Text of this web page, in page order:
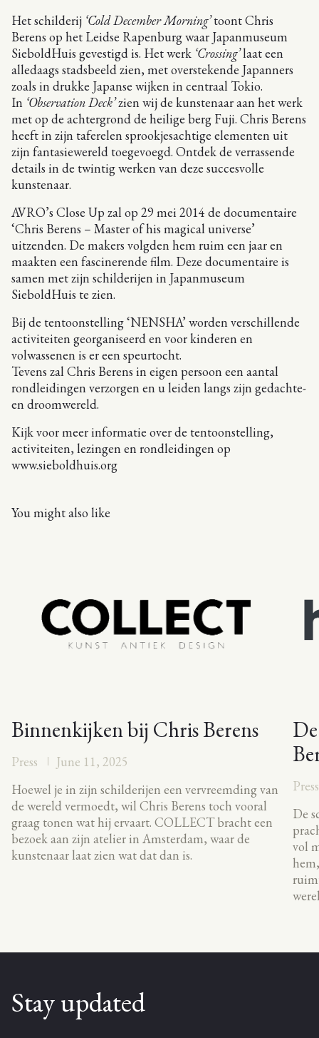
Het schilderij ‘Cold December Morning’toont Chris
Berens op het Leidse Rapenburg waar Japanmuseum
SieboldHuis gevestigd is. Het werk ‘Crossing’laat een
alledaags stadsbeeld zien, met overstekende Japanners
zoals in drukke Japanse wijken in centraal Tokio.
In ‘Observation Deck’zien wij de kunstenaar aan het werk
met op de achtergrond de heilige berg Fuji. Chris Berens
heeft in zijn taferelen sprookjesachtige elementen uit
zijn fantasiewereld toegevoegd. Ontdek de verrassende
details in de twintig werken van deze succesvolle
kunstenaar.
AVRO’s Close Up zal op 29 mei 2014 de documentaire
‘Chris Berens – Master of his magical universe’
uitzenden. De makers volgden hem ruim een jaar en
maakten een fascinerende film. Deze documentaire is
samen met zijn schilderijen in Japanmuseum
SieboldHuis te zien.
Bij de tentoonstelling ‘NENSHA’ worden verschillende
activiteiten georganiseerd en voor kinderen en
volwassenen is er een speurtocht.
Tevens zal Chris Berens in eigen persoon een aantal
rondleidingen verzorgen en u leiden langs zijn gedachte-
en droomwereld.
Kijk voor meer informatie over de tentoonstelling,
activiteiten, lezingen en rondleidingen op
www.sieboldhuis.org
You might also like
Binnenkijken bij Chris Berens
Press
June 11, 2025
Hoewel je in zijn schilderijen een vervreemding van
de wereld vermoedt, wil Chris Berens toch vooral
graag tonen wat hij ervaart. COLLECT bracht een
bezoek aan zijn atelier in Amsterdam, waar de
kunstenaar laat zien wat dat dan is.
Press
De
vol
Stay updated